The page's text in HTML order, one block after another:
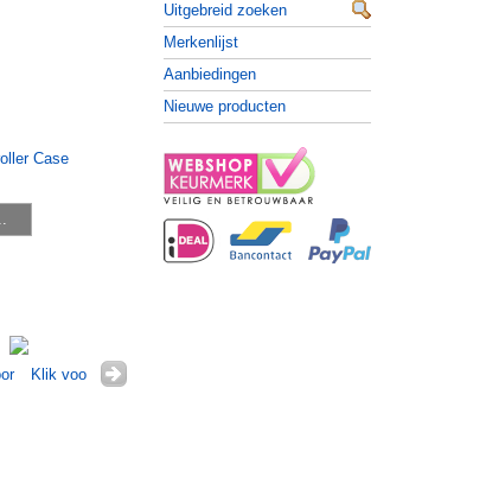
Uitgebreid zoeken
Merkenlijst
Aanbiedingen
Nieuwe producten